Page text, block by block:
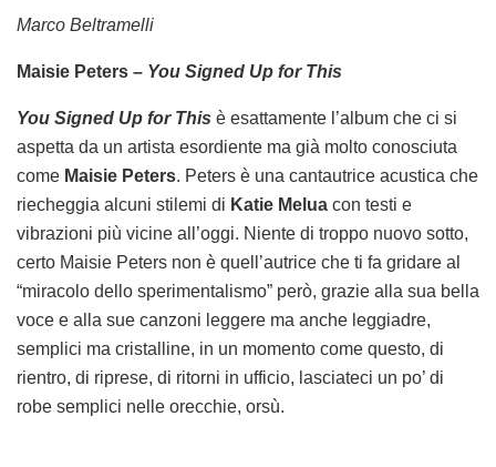
Marco Beltramelli
Maisie Peters – You Signed Up for This
You Signed Up for This è esattamente l’album che ci si
aspetta da un artista esordiente ma già molto conosciuta
come Maisie Peters. Peters è una cantautrice acustica che
riecheggia alcuni stilemi di Katie Melua con testi e
vibrazioni più vicine all’oggi. Niente di troppo nuovo sotto,
certo Maisie Peters non è quell’autrice che ti fa gridare al
“miracolo dello sperimentalismo” però, grazie alla sua bella
voce e alla sue canzoni leggere ma anche leggiadre,
semplici ma cristalline, in un momento come questo, di
rientro, di riprese, di ritorni in ufficio, lasciateci un po’ di
robe semplici nelle orecchie, orsù.